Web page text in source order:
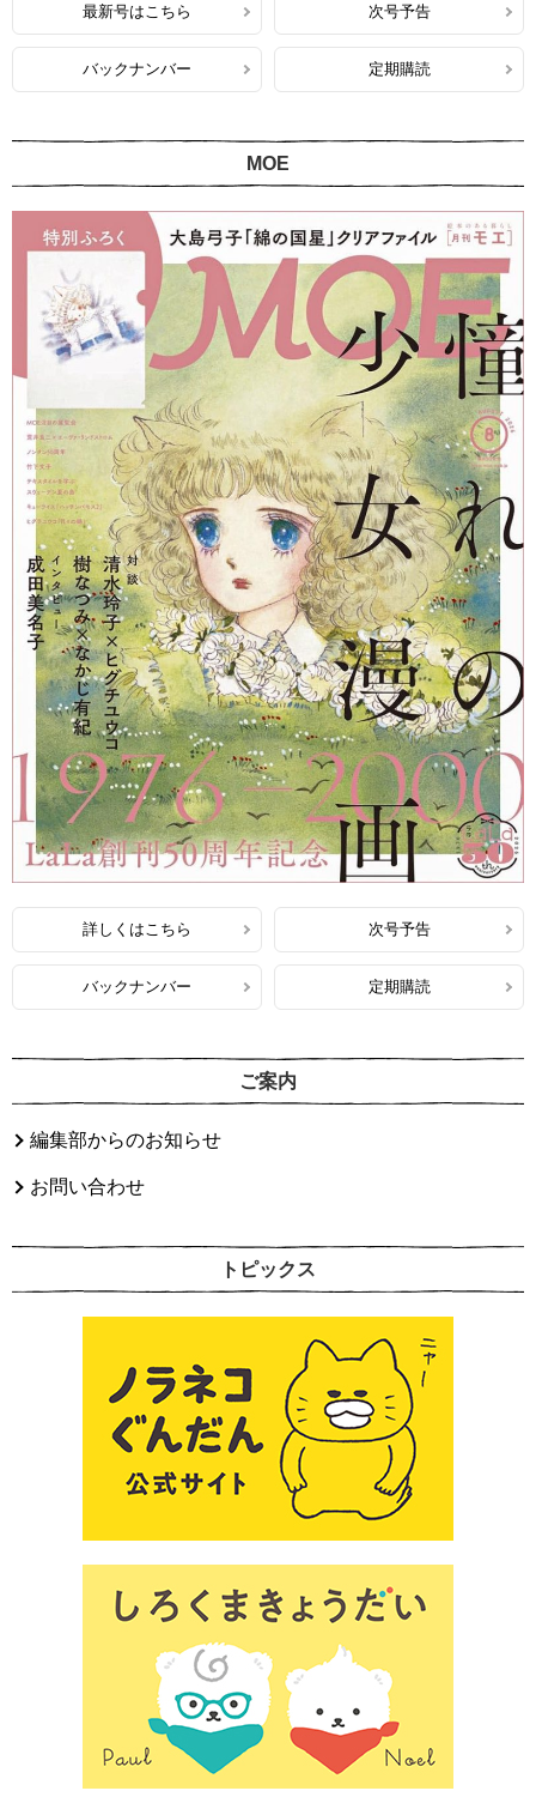
最新号はこちら 次号予告
バックナンバー 定期購読
MOE
詳しくはこちら 次号予告
バックナンバー 定期購読
ご案内
編集部からのお知らせ
お問い合わせ
トピックス